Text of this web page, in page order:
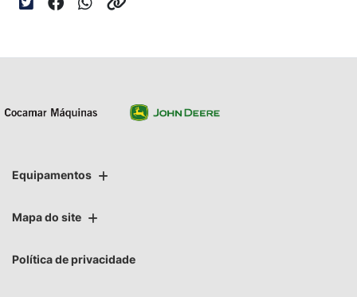
Equipamentos
Mapa do site
Política de privacidade